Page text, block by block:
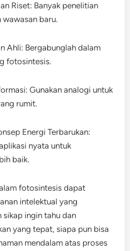
Riset: Banyak penelitian
baru.
Ahli: Bergabunglah dalam
fotosintesis.
Gunakan analogi untuk
rumit.
Energi Terbarukan:
nyata untuk
baik.
fotosintesis dapat
intelektual yang
sikap ingin tahu dan
yang tepat, siapa pun bisa
mendalam atas proses